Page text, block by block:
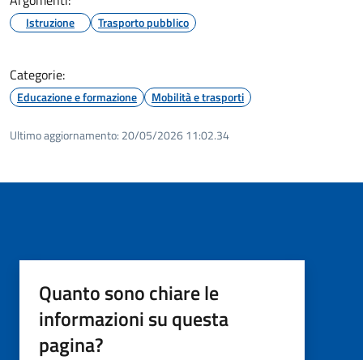
Istruzione Trasporto pubblico
Categorie:
Educazione e formazione Mobilità e trasporti
Ultimo aggiornamento: 20/05/2026 11:02.34
Quanto sono chiare le
informazioni su questa
pagina?